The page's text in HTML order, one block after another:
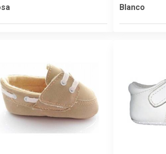
Blanco